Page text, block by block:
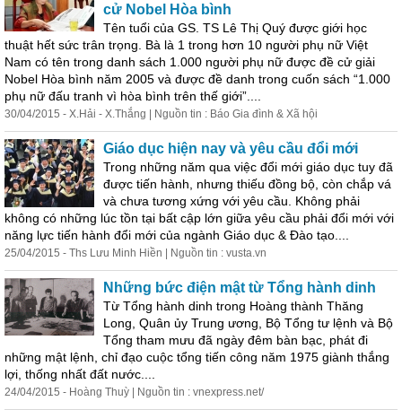
cử Nobel Hòa bình
Tên tuổi của GS. TS Lê Thị Quý được giới học
thuật hết sức trân trọng. Bà là 1 trong hơn 10 người phụ nữ Việt
Nam có tên trong danh sách 1.000 người phụ nữ được đề cử giải
Nobel Hòa bình năm 2005 và được đề danh trong cuốn sách “1.000
phụ nữ đấu tranh vì hòa bình trên thế giới”....
30/04/2015 - X.Hải - X.Thắng | Nguồn tin : Báo Gia đình & Xã hội
Giáo dục hiện nay và yêu cầu đổi mới
Trong những năm qua việc đổi mới giáo dục tuy đã
được tiến hành , nhưng thiếu đồng bộ, còn chắp vá
và chưa tương xứng với yêu cầu. Không phải
không có những lúc tồn tại bất cập lớn giữa yêu cầu phải đổi mới với
năng lực tiến hành đổi mới của ngành Giáo dục & Đào tạo....
25/04/2015 - Ths Lưu Minh Hiền | Nguồn tin : vusta.vn
Những bức điện mật từ Tổng hành dinh
Từ Tổng hành dinh trong Hoàng thành Thăng
Long, Quân ủy Trung ương, Bộ Tổng tư lệnh và Bộ
Tổng tham mưu đã ngày đêm bàn bạc, phát đi
những mật lệnh, chỉ đạo cuộc tổng tiến công năm 1975 giành thắng
lợi, thống nhất đất nước....
24/04/2015 - Hoàng Thuỳ | Nguồn tin : vnexpress.net/